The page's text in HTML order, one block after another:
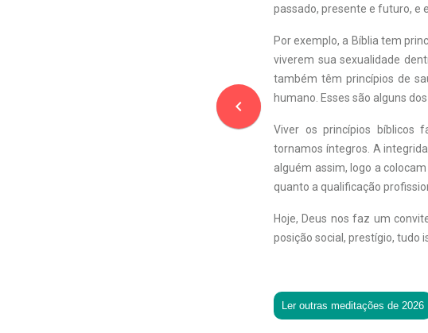
navigate_before
passado, presente e futuro, e
Por exemplo, a Bíblia tem
viverem sua sexualidade
também têm princípios de
humano. Esses são alguns
Viver os princípios bíblicos
tornamos íntegros. A
alguém assim, logo a
quanto a qualificação
Hoje, Deus nos faz um
posição social, prestígio, tudo
Ler outras meditações de 2026